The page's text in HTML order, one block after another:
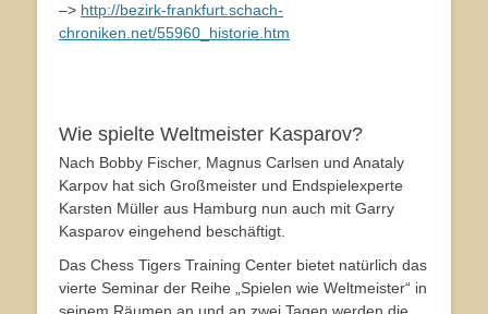
–> http://bezirk-frankfurt.schach-
chroniken.net/55960_historie.htm
Wie spielte Weltmeister Kasparov?
Nach Bobby Fischer, Magnus Carlsen und Anataly
Karpov hat sich Großmeister und Endspielexperte
Karsten Müller aus Hamburg nun auch mit Garry
Kasparov eingehend beschäftigt.
Das Chess Tigers Training Center bietet natürlich das
vierte Seminar der Reihe „Spielen wie Weltmeister“ in